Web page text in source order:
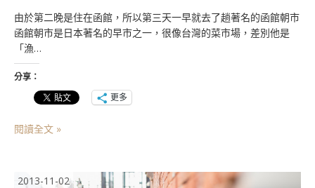
由於第二晚是住在函館，所以第三天一早就去了趟著名的函館朝市
函館朝市是日本著名的早市之一，很像台灣的菜市場，差別他是
「漁…
分享：
更多
閱讀全文 »
2013-11-02